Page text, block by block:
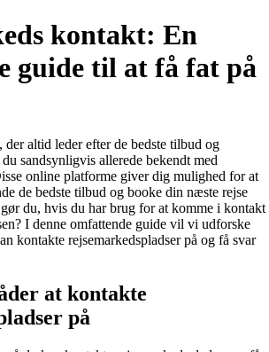
kontakt: En
guide til at få fat på
altid leder efter de bedste tilbud og
sandsynligvis allerede bekendt med
online platforme giver dig mulighed for at
de bedste tilbud og booke din næste rejse
du, hvis du har brug for at komme i kontakt
I denne omfattende guide vil vi udforske
kontakte rejsemarkedspladser på og få svar
at kontakte
på